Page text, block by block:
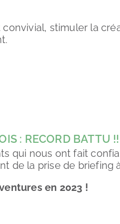
stimuler la
: RECORD BATTU !!
qui nous ont fait
de la prise de briefing
en 2023 !